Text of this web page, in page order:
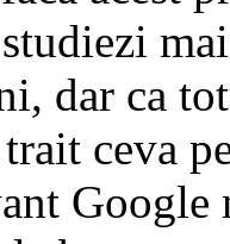
dar ca
ceva